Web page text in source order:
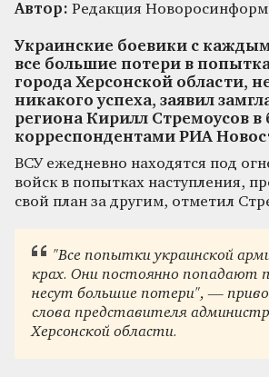
Автор: Редакция Новоросинформ
Украинские боевики с
все большие потери в
города Херсонской области,
никакого успеха, заявил
региона Кирилл Стремоусов в
корреспондентами РИА
ВСУ ежедневно находятся под
войск в попытках наступления,
свой план за другим, отметил
"Все попытки украинской
крах. Они постоянно попадают
несут большие потери", —
слова представителя
Херсонской области.